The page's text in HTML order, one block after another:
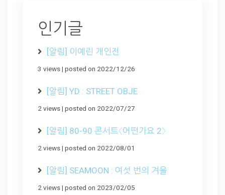
인기글
[알림] 이예린 개인전
3 views| posted on 2022/12/26
[알림] YD : STREET OBJE
2 views| posted on 2022/07/27
[알림] 80-90 콘서트〈어떤가요 2〉
2 views| posted on 2022/08/01
[알림] SEAMOON : 여섯 번의 겨울
2 views| posted on 2023/02/05